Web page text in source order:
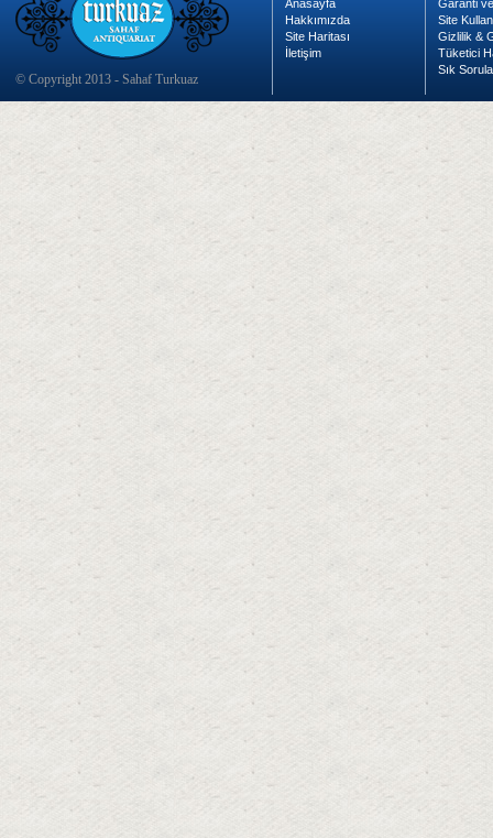
© Copyright 2013 - Sahaf Turkuaz
Anasayfa
Hakkımızda
Site Haritası
İletişim
Garanti
Site
Gizlilik &
Tüketici
Sık